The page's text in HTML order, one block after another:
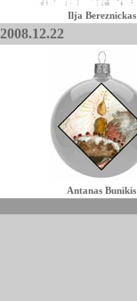
Ilja Bereznickas
2008.12.22
Antanas Bunikis